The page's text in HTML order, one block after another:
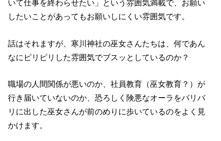
いて仕事を終わらせたい」という雰囲気満載で、お願い
したいことがあってもお願いしにくい雰囲気です。
話はそれますが、寒川神社の巫女さんたちは、何であん
なにピリピリした雰囲気でブスッとしているのか？
職場の人間関係が悪いのか、社員教育（巫女教育？）が
行き届いていないのか、恐ろしく険悪なオーラをバリバ
リに出した巫女さんが前のめりに歩いているのをよく見
かけます。